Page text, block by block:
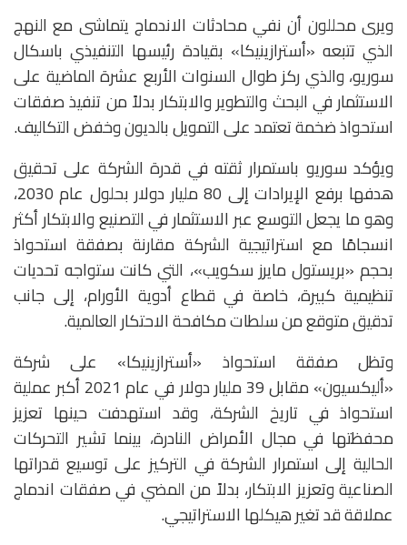
ويرى محللون أن نفي محادثات الاندماج يتماشى مع النهج
الذي تتبعه «أسترازينيكا» بقيادة رئيسها التنفيذي باسكال
سوريو، والذي ركز طوال السنوات الأربع عشرة الماضية على
الاستثمار في البحث والتطوير والابتكار بدلاً من تنفيذ صفقات
استحواذ ضخمة تعتمد على التمويل بالديون وخفض التكاليف.
ويؤكد سوريو باستمرار ثقته في قدرة الشركة على تحقيق
هدفها برفع الإيرادات إلى 80 مليار دولار بحلول عام 2030،
وهو ما يجعل التوسع عبر الاستثمار في التصنيع والابتكار أكثر
انسجامًا مع استراتيجية الشركة مقارنة بصفقة استحواذ
بحجم «بريستول مايرز سكويب»، التي كانت ستواجه تحديات
تنظيمية كبيرة، خاصة في قطاع أدوية الأورام، إلى جانب
تدقيق متوقع من سلطات مكافحة الاحتكار العالمية.
وتظل صفقة استحواذ «أسترازينيكا» على شركة
«أليكسيون» مقابل 39 مليار دولار في عام 2021 أكبر عملية
استحواذ في تاريخ الشركة، وقد استهدفت حينها تعزيز
محفظتها في مجال الأمراض النادرة، بينما تشير التحركات
الحالية إلى استمرار الشركة في التركيز على توسيع قدراتها
الصناعية وتعزيز الابتكار، بدلاً من المضي في صفقات اندماج
عملاقة قد تغير هيكلها الاستراتيجي.